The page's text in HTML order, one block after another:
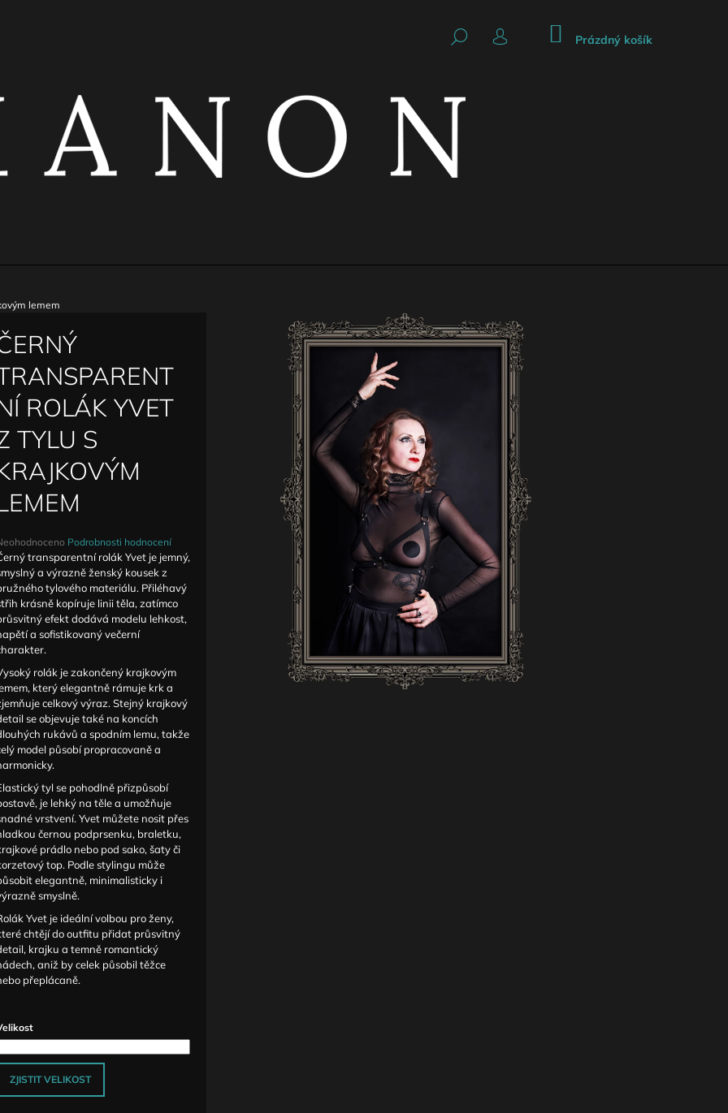
HLEDAT
PŘIHLÁŠENÍ
NÁKUPNÍ
KOŠÍK
Prázdný košík
lemem
ROLÁK YVET
TYLU S
hvězdiček.
Podrobnosti hodnocení
transparentní rolák Yvet je jemný,
a výrazně ženský kousek z
tylového materiálu. Přiléhavý
krásně kopíruje linii těla, zatímco
efekt dodává modelu lehkost,
a sofistikovaný večerní
rolák je zakončený krajkovým
který elegantně rámuje krk a
celkový výraz. Stejný krajkový
se objevuje také na koncích
rukávů a spodním lemu, takže
model působí propracovaně a
tyl se pohodlně přizpůsobí
je lehký na těle a umožňuje
vrstvení. Yvet můžete nosit přes
černou podprsenku, braletku,
prádlo nebo pod sako, šaty či
top. Podle stylingu může
elegantně, minimalisticky i
smyslně.
Yvet je ideální volbou pro ženy,
chtějí do outfitu přidat průsvitný
krajku a temně romantický
aniž by celek působil těžce
přeplácaně.
ZJISTIT VELIKOST
CO POTŘEBUJETE NAJÍT?
HLEDAT
ŘASENÝ TOP S KOVOVÝMI
ANTIQUE
1 590 Kč
ČERNÁ ELASTICKÁ SUKNĚ SE
ZVÝŠENÝM PASEM PET